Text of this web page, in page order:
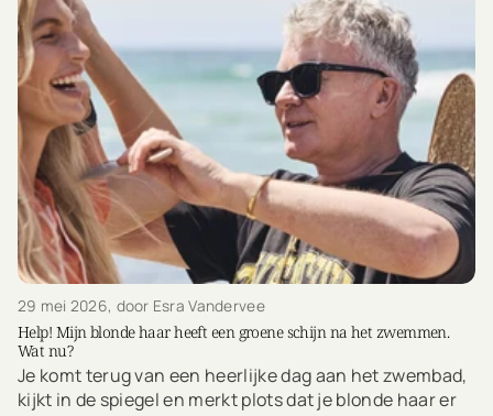
29 mei 2026, door Esra Vandervee
Help! Mijn blonde haar heeft een groene schijn na het zwemmen.
Wat nu?
Je komt terug van een heerlijke dag aan het zwembad,
kijkt in de spiegel en merkt plots dat je blonde haar er